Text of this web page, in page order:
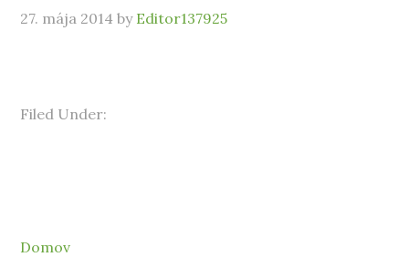
27. mája 2014 by Editor137925
Filed Under:
Domov